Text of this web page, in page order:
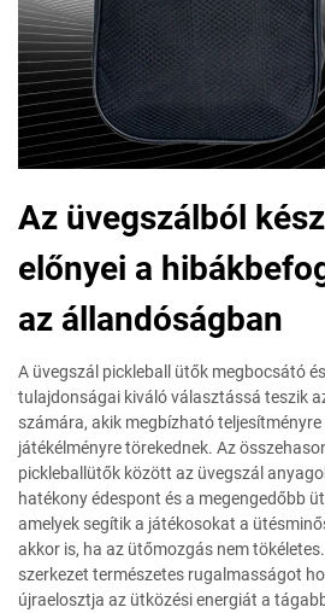
Az üvegszálból
előnyei a
az állandóságban
A üvegszál pickleball ütők megbocsátó
tulajdonságai kiváló választássá teszik
számára, akik megbízható
játékélményre törekednek. Az
pickleballütők között az üvegszál
hatékony édespont és a megengedőbb
amelyek segítik a játékosokat a
akkor is, ha az ütőmozgás nem
szerkezet természetes rugalmasságot
újraelosztja az ütközési energiát a